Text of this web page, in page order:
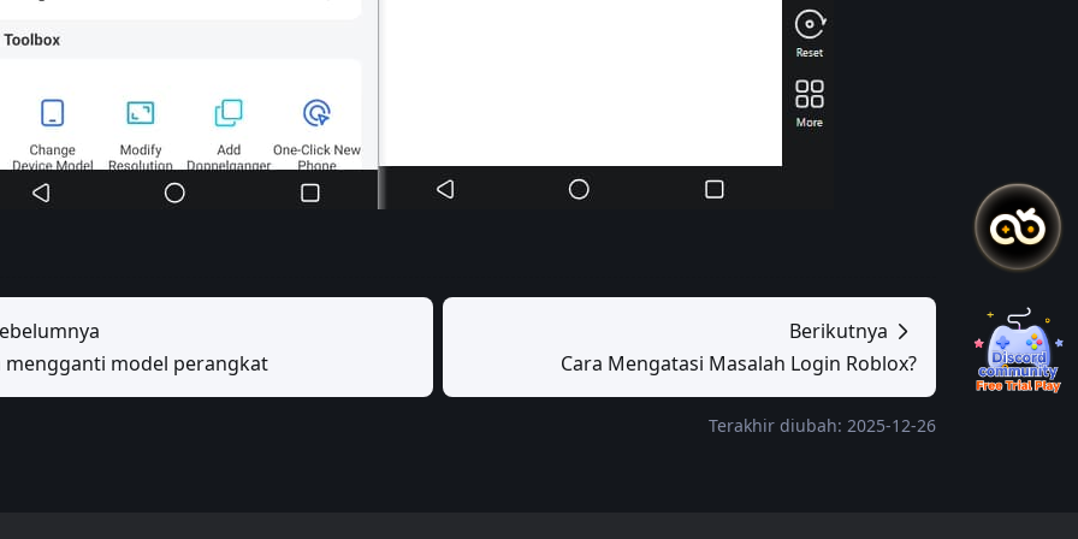
mengganti model perangkat
Berikutnya
Cara Mengatasi Masalah Login Roblox?
Terakhir diubah: 2025-12-26